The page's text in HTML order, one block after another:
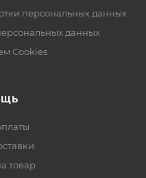
персональных данных
данных
Cookies
товар